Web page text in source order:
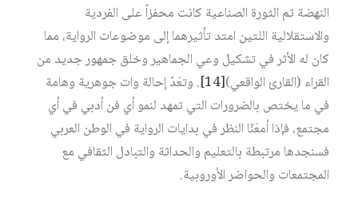
النهضة ثم الثورة الصناعية كانت محفزاً على الفردية
والاستقلالية اللتين امتد تأثيرهما إلى موضوعات الرواية، مما
كان له الأثر في تشكيل وعي الجماهير وخلق جمهور جديد من
القراء (القارئ الواقعي)‏[14]
. وتعَدّ إحالة وات جوهرية وهامة
في ما يختص بالضرورات التي تمهد لنمو أي فن أدبي في أي
مجتمع، فإذا أمعَنّا النظر في بدايات الرواية في الوطن العربي
فسنجدها مرتبطة بالتعليم والحداثة والتبادل الثقافي مع
المجتمعات والحواضر الأوروبية.